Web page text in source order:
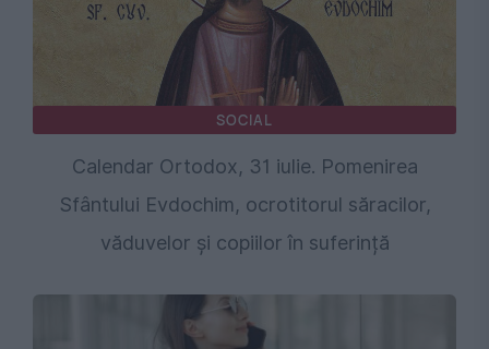
SOCIAL
Calendar Ortodox, 31 iulie. Pomenirea
Sfântului Evdochim, ocrotitorul săracilor,
văduvelor și copiilor în suferință